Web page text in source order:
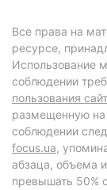
Все права на
ресурсе,
Использование
соблюдении
пользования
размещенную на
соблюдении
focus.ua,
абзаца, объема
превышать 50%